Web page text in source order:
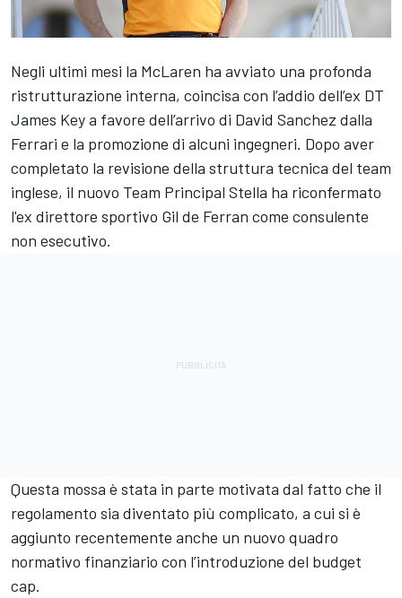
Negli ultimi mesi la McLaren ha avviato una profonda
ristrutturazione interna, coincisa con l’addio dell’ex DT
James Key a favore dell’arrivo di David Sanchez dalla
Ferrari e la promozione di alcuni ingegneri. Dopo aver
completato la revisione della struttura tecnica del team
inglese, il nuovo Team Principal Stella ha riconfermato
l'ex direttore sportivo Gil de Ferran come consulente
non esecutivo.
Questa mossa è stata in parte motivata dal fatto che il
regolamento sia diventato più complicato, a cui si è
aggiunto recentemente anche un nuovo quadro
normativo finanziario con l’introduzione del budget
cap.